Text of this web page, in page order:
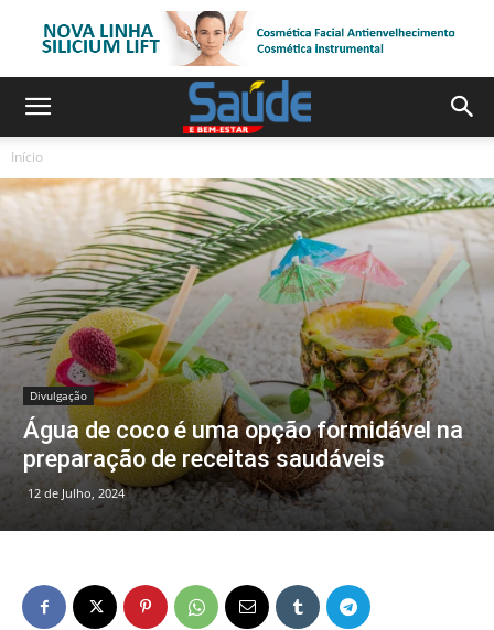
Início
Divulgação
Água de coco é uma opção formidável na
preparação de receitas saudáveis
12 de Julho, 2024